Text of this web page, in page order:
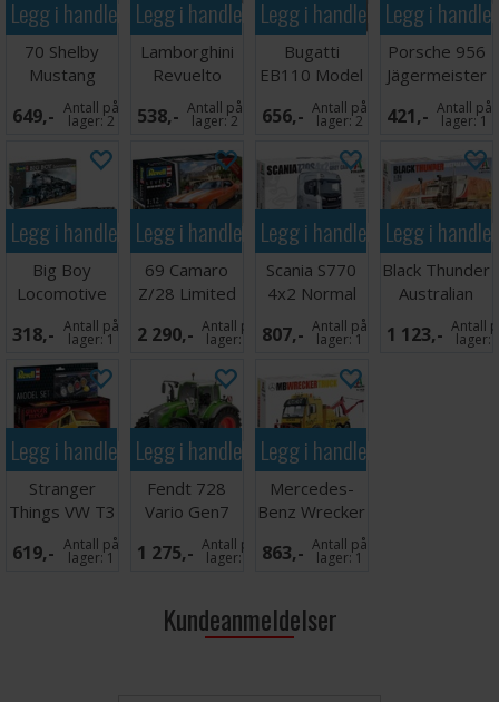
Legg i handlekurven
70 Shelby
Mustang
GT500
649,- Antall på
lager:2
Legg i handlekurven
Lamborghini
Revuelto
538,- Antall på
lager:2
Legg i handlekurven
Bugatti
EB110 Model
Set
656,- Antall på
lager:2
Legg i
Porsche 956
Jägermeister
421,- Antall på
lager:1
Legg i handlekurven
Big Boy
Locomotive
318,- Antall på
lager:1
Legg i handlekurven
69 Camaro
Z/28 Limited
Edition
2 290,- Antall på
lager:
Legg i handlekurven
Scania S770
4x2 Normal
Roof Grey
Cab
807,- Antall på
lager:1
Legg i
Black Thunder
Australian
Truck
1 123,- Antall
lager:
Legg i handlekurven
Stranger
Things VW T3
Bus Surfer
Boy
619,- Antall på
lager:1
Legg i handlekurven
Fendt 728
Vario Gen7
Tractor
1 275,- Antall på
lager:
Legg i handlekurven
Mercedes-
Benz Wrecker
Truck
863,- Antall på
lager:1
Kundeanmeldelser